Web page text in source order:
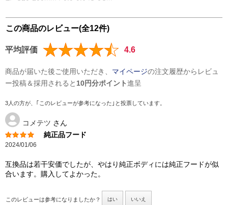
この商品のレビュー(全12件)
平均評価 4.6
商品が届いた後ご使用いただき、 マイページの注文履歴からレビュ
ー投稿＆採用されると 10円分ポイント進呈
3人の方が、｢このレビューが参考になった｣と投票しています。
コメテツ さん
純正品フード
2024/01/06
互換品は若干安価でしたが、やはり純正ボディには純正フードが似
合います。購入してよかった。
このレビューは参考になりましたか？ はい いいえ